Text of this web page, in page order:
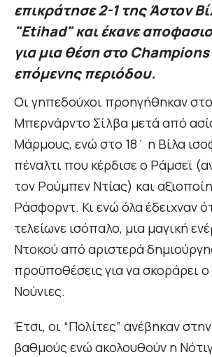
επικράτησε 2-1 της Άστον
"Etihad" και έκανε
για μια θέση στο
επόμενης περιόδου.
Οι γηπεδούχοι προηγήθηκαν
Μπερνάρντο Σίλβα μετά από
Μάρμους, ενώ στο 18΄ η Βίλα
πέναλτι που κέρδισε ο Ράμσεϊ
τον Ρούμπεν Ντίας) και
Ράσφορντ. Κι ενώ όλα έδειχναν
τελείωνε ισόπαλο, μια μαγική
Ντοκού από αριστερά
προϋποθέσεις για να σκοράρει
Νούνιες.
Έτσι, οι “Πολίτες” ανέβηκαν
βαθμούς ενώ ακολουθούν η